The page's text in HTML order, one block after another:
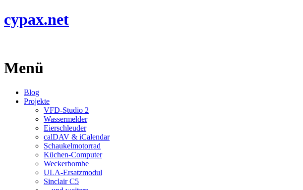
cypax.net
Menü
Blog
Projekte
VFD-Studio 2
Wassermelder
Eierschleuder
calDAV & iCalendar
Schaukelmotorrad
Küchen-Computer
Weckerbombe
ULA-Ersatzmodul
Sinclair C5